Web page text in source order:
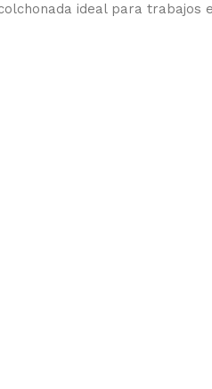
ideal para trabajos